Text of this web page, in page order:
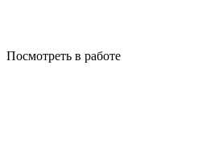
Посмотреть в работе